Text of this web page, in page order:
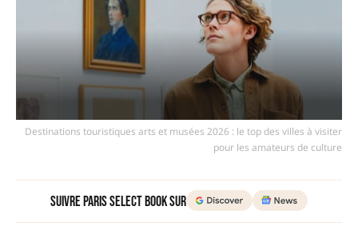
Destinations touristiques arts et musées 2026 : le top des villes à visiter
pour les amateurs de culture
Suivre Paris Select Book sur